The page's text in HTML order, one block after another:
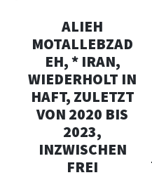
ALIEH
MOTALLEBZAD
EH, * IRAN,
WIEDERHOLT IN
HAFT, ZULETZT
VON 2020 BIS
2023,
INZWISCHEN
FREI